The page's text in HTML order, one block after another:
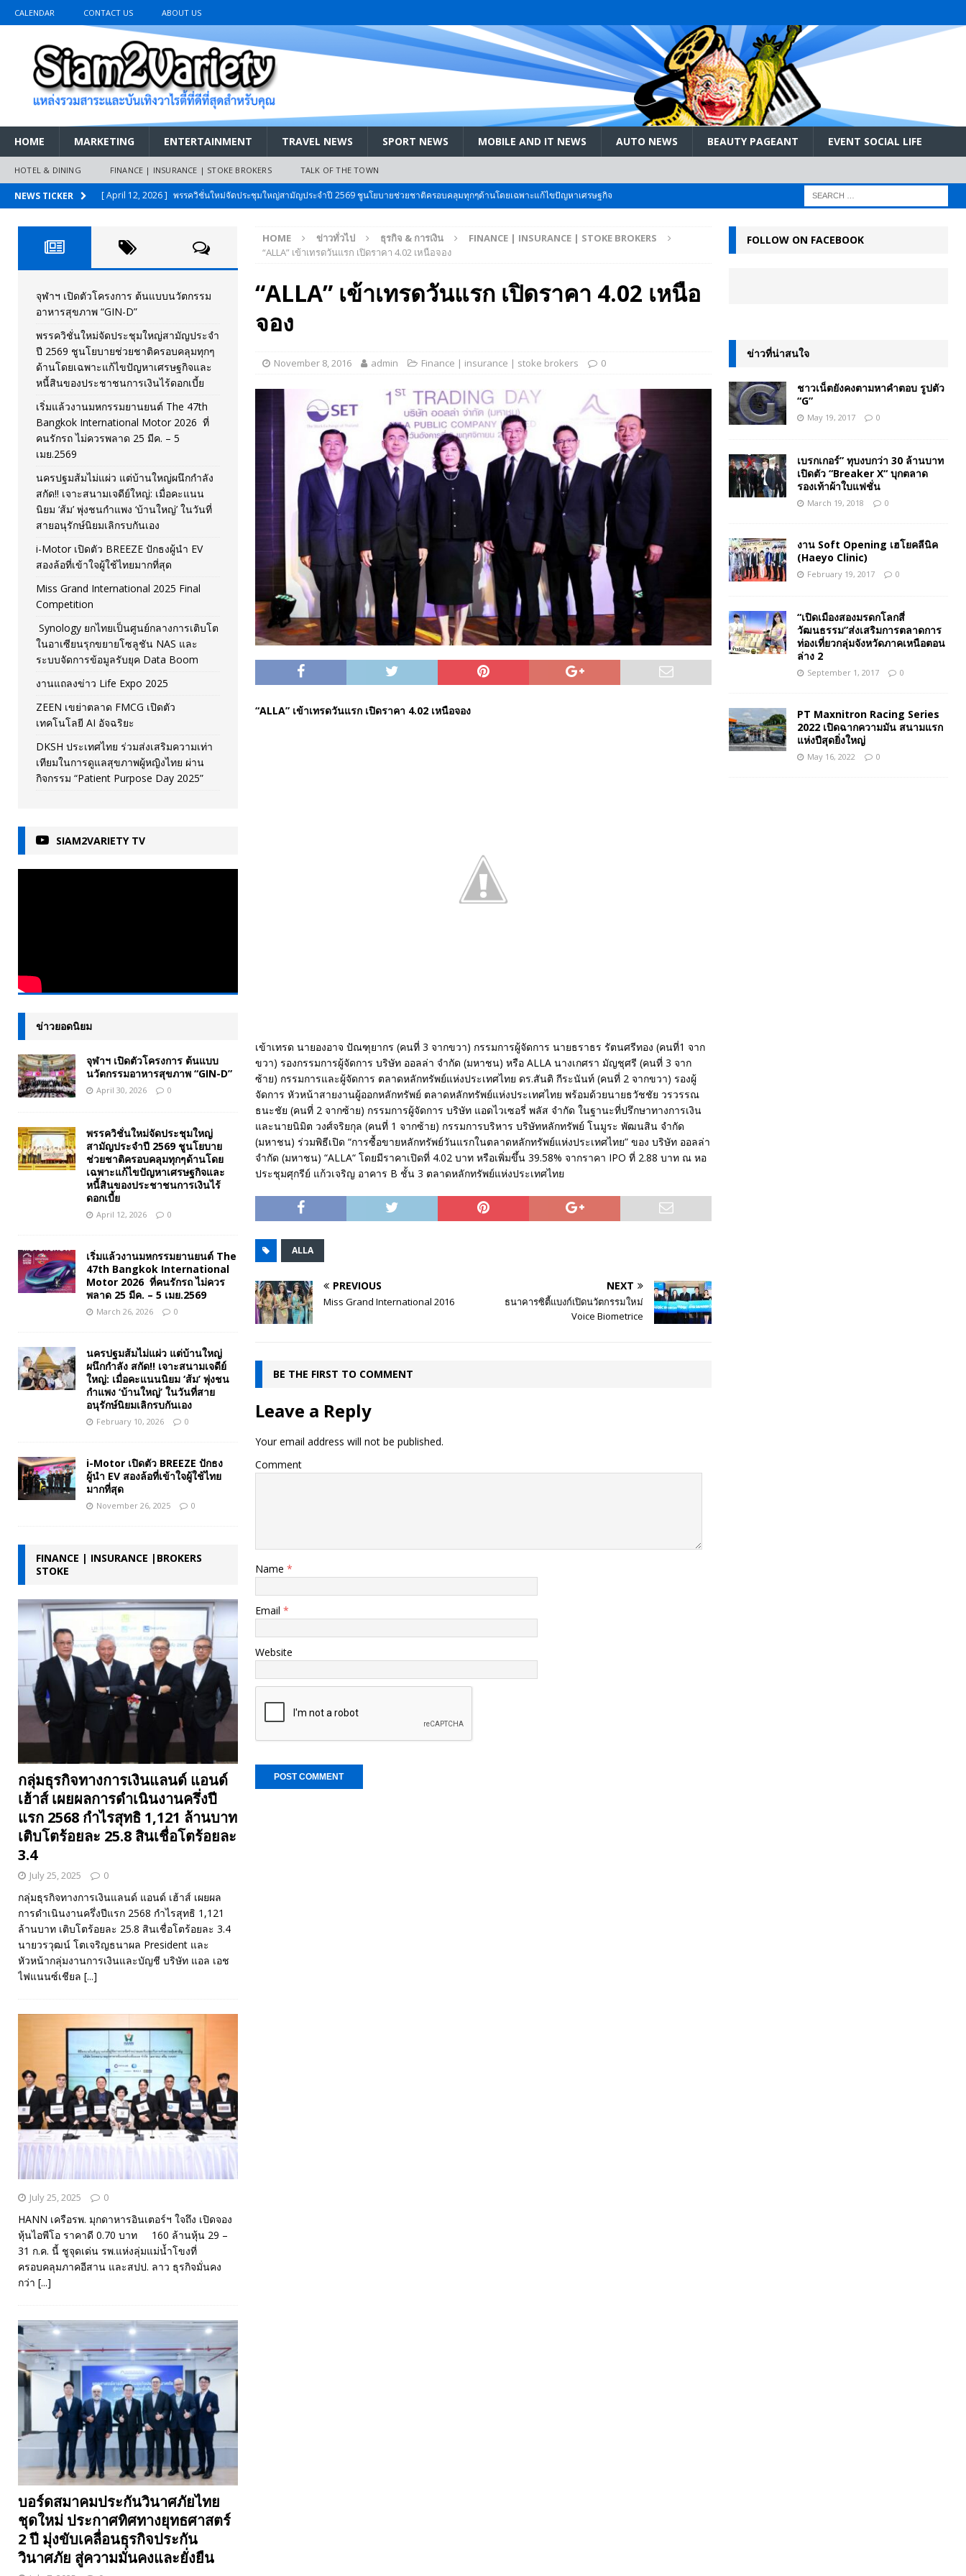
CALENDAR CONTACT US ABOUT US
HOME MARKETING ENTERTAINMENT TRAVEL NEWS SPORT NEWS MOBILE AND IT NEWS AUTO NEWS BEAUTY PAGEANT EVENT SOCIAL LIFE
HOTEL & DINING FINANCE | INSURANCE | STOKE BROKERS TALK OF THE TOWN
NEWS TICKER [ April 12, 2026 ] พรรควิชั่นใหม่จัดประชุมใหญ่สามัญประจำปี 2569 ชูนโยบายช่วยชาติครอบคลุมทุกๆด้านโดยเฉพาะแก้ไขปัญหาเศรษฐกิจ
[ March 26, 2026 ]
เริ่มแล้วงานมหกรรมยานยนต์ The 47th Bangkok International Motor 2026 ที่คนรักรถ ไม่ควรพลาด 25 มีค. – 5
เมย.2569
AUTO NEWS
[ February 10, 2026 ] นครปฐมส้มไม่แผ่ว แต่บ้านใหญ่ผนึกกำลัง สกัด!! เจาะสนามเจดีย์ใหญ่: เมื่อคะแนนนิยม ‘ส้ม’ พุ่งชนกำแพง ‘บ้านใหญ่’ ใน
วันที่สายอนุรักษ์นิยมเลิกรบกันเอง
PR NEWS
[ November 26, 2025 ] i-Motor เปิดตัว BREEZE ปักธงผู้นำ EV สองล้อที่เข้าใจผู้ใช้ไทยมากที่สุด
[ April 30, 2026 ] จุฬาฯ เปิดตัวโครงการ ต้นแบบนวัตกรรมอาหารสุขภาพ “GIN-D” EVENT SOCIAL LIFE
HOME ข่าวทั่วไป ธุรกิจ & การเงิน
FINANCE | INSURANCE | STOKE BROKERS
“ALLA” เข้าเทรดวันแรก เปิดราคา 4.02 เหนือจอง
“ALLA” เข้าเทรดวันแรก เปิดราคา 4.02 เหนือ
จอง
November 8, 2016 admin Finance | insurance | stoke brokers 0
“ALLA” เข้าเทรดวันแรก เปิดราคา 4.02 เหนือจอง
เข้าเทรด นายองอาจ ปัณฑุยากร (คนที่ 3 จากขวา) กรรมการผู้จัดการ นายธราธร รัตนศรีทอง (คนที่1 จาก
ขวา) รองกรรมการผู้จัดการ บริษัท ออลล่า จำกัด (มหาชน) หรือ ALLA นางเกศรา มัญชุศรี (คนที่ 3 จาก
ซ้าย) กรรมการและผู้จัดการ ตลาดหลักทรัพย์แห่งประเทศไทย ดร.สันติ กีระนันท์ (คนที่ 2 จากขวา) รองผู้
จัดการ หัวหน้าสายงานผู้ออกหลักทรัพย์ ตลาดหลักทรัพย์แห่งประเทศไทย พร้อมด้วยนายธวัชชัย วรวรรณ
ธนะชัย (คนที่ 2 จากซ้าย) กรรมการผู้จัดการ บริษัท แอดไวเซอรี่ พลัส จำกัด ในฐานะที่ปรึกษาทางการเงิน
และนายนิมิต วงศ์จริยกุล (คนที่ 1 จากซ้าย) กรรมการบริหาร บริษัทหลักทรัพย์ โนมูระ พัฒนสิน จำกัด
(มหาชน) ร่วมพิธีเปิด “การซื้อขายหลักทรัพย์วันแรกในตลาดหลักทรัพย์แห่งประเทศไทย” ของ บริษัท ออลล่า
จำกัด (มหาชน) “ALLA“ โดยมีราคาเปิดที่ 4.02 บาท หรือเพิ่มขึ้น 39.58% จากราคา IPO ที่ 2.88 บาท ณ หอ
ประชุมศุกรีย์ แก้วเจริญ อาคาร B ชั้น 3 ตลาดหลักทรัพย์แห่งประเทศไทย
ALLA
PREVIOUS
Miss Grand International 2016
NEXT
ธนาคารซิตี้แบงก์เปิดนวัตกรรมใหม่
Voice Biometrice
BE THE FIRST TO COMMENT
Leave a Reply
Your email address will not be published.
Comment
Name *
Email *
Website
จุฬาฯ เปิดตัวโครงการ ต้นแบบนวัตกรรม
อาหารสุขภาพ “GIN-D”
พรรควิชั่นใหม่จัดประชุมใหญ่สามัญประจำ
ปี 2569 ชูนโยบายช่วยชาติครอบคลุมทุกๆ
ด้านโดยเฉพาะแก้ไขปัญหาเศรษฐกิจและ
หนี้สินของประชาชนการเงินไร้ดอกเบี้ย
เริ่มแล้วงานมหกรรมยานยนต์ The 47th
Bangkok International Motor 2026 ที่
คนรักรถ ไม่ควรพลาด 25 มีค. – 5
เมย.2569
นครปฐมส้มไม่แผ่ว แต่บ้านใหญ่ผนึกกำลัง
สกัด!! เจาะสนามเจดีย์ใหญ่: เมื่อคะแนน
นิยม ‘ส้ม’ พุ่งชนกำแพง ‘บ้านใหญ่’ ในวันที่
สายอนุรักษ์นิยมเลิกรบกันเอง
i-Motor เปิดตัว BREEZE ปักธงผู้นำ EV
สองล้อที่เข้าใจผู้ใช้ไทยมากที่สุด
Miss Grand International 2025 Final
Competition
Synology ยกไทยเป็นศูนย์กลางการเติบโต
ในอาเซียนรุกขยายโซลูชัน NAS และ
ระบบจัดการข้อมูลรับยุค Data Boom
งานแถลงข่าว Life Expo 2025
ZEEN เขย่าตลาด FMCG เปิดตัว
เทคโนโลยี AI อัจฉริยะ
DKSH ประเทศไทย ร่วมส่งเสริมความเท่า
เทียมในการดูแลสุขภาพผู้หญิงไทย ผ่าน
กิจกรรม “Patient Purpose Day 2025”
SIAM2VARIETY TV
ข่าวยอดนิยม
จุฬาฯ เปิดตัวโครงการ ต้นแบบ
นวัตกรรมอาหารสุขภาพ “GIN-D”
April 30, 2026 0
พรรควิชั่นใหม่จัดประชุมใหญ่
สามัญประจำปี 2569 ชูนโยบาย
ช่วยชาติครอบคลุมทุกๆด้านโดย
เฉพาะแก้ไขปัญหาเศรษฐกิจและ
หนี้สินของประชาชนการเงินไร้
ดอกเบี้ย
April 12, 2026 0
เริ่มแล้วงานมหกรรมยานยนต์ The
47th Bangkok International
Motor 2026 ที่คนรักรถ ไม่ควร
พลาด 25 มีค. – 5 เมย.2569
March 26, 2026 0
นครปฐมส้มไม่แผ่ว แต่บ้านใหญ่
ผนึกกำลัง สกัด!! เจาะสนามเจดีย์
ใหญ่: เมื่อคะแนนนิยม ‘ส้ม’ พุ่งชน
กำแพง ‘บ้านใหญ่’ ในวันที่สาย
อนุรักษ์นิยมเลิกรบกันเอง
February 10, 2026 0
i-Motor เปิดตัว BREEZE ปักธง
ผู้นำ EV สองล้อที่เข้าใจผู้ใช้ไทย
มากที่สุด
November 26, 2025 0
FINANCE | INSURANCE |BROKERS
STOKE
กลุ่มธุรกิจทางการเงินแลนด์ แอนด์
เฮ้าส์ เผยผลการดำเนินงานครึ่งปี
แรก 2568 กำไรสุทธิ 1,121 ล้านบาท
เติบโตร้อยละ 25.8 สินเชื่อโตร้อยละ
3.4
July 25, 2025 0
กลุ่มธุรกิจทางการเงินแลนด์ แอนด์ เฮ้าส์ เผยผล
การดำเนินงานครึ่งปีแรก 2568 กำไรสุทธิ 1,121
ล้านบาท เติบโตร้อยละ 25.8 สินเชื่อโตร้อยละ 3.4
นายวรวุฒน์ โตเจริญธนาผล President และ
หัวหน้ากลุ่มงานการเงินและบัญชี บริษัท แอล เอช
ไฟแนนซ์เชียล [...]
July 25, 2025 0
HANN เครือรพ. มุกดาหารอินเตอร์ฯ ใจถึง เปิดจอง
หุ้นไอพีโอ ราคาดี 0.70 บาท 160 ล้านหุ้น 29 –
31 ก.ค. นี้ ชูจุดเด่น รพ.แห่งลุ่มแม่น้ำโขงที่
ครอบคลุมภาคอีสาน และสปป. ลาว ธุรกิจมั่นคง
กว่า [...]
บอร์ดสมาคมประกันวินาศภัยไทย
ชุดใหม่ ประกาศทิศทางยุทธศาสตร์
2 ปี มุ่งขับเคลื่อนธุรกิจประกัน
วินาศภัย สู่ความมั่นคงและยั่งยืน
FOLLOW ON FACEBOOK
ข่าวที่น่าสนใจ
ชาวเน็ตยังคงตามหาคำตอบ รูปตัว
“G”
May 19, 2017 0
เบรกเกอร์” ทุบงบกว่า 30 ล้านบาท
เปิดตัว “Breaker X“ บุกตลาด
รองเท้าผ้าใบแฟชั่น
March 19, 2018 0
งาน Soft Opening เฮโยคลีนิค
(Haeyo Clinic)
February 19, 2017 0
“เปิดเมืองสองมรดกโลกสี่
วัฒนธรรม”ส่งเสริมการตลาดการ
ท่องเที่ยวกลุ่มจังหวัดภาคเหนือตอน
ล่าง 2
September 1, 2017 0
PT Maxnitron Racing Series
2022 เปิดฉากความมัน สนามแรก
แห่งปีสุดยิ่งใหญ่
May 16, 2022 0